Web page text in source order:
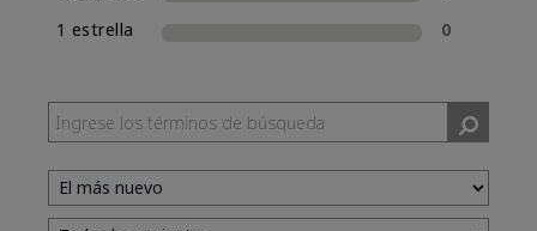
1 estrella
0